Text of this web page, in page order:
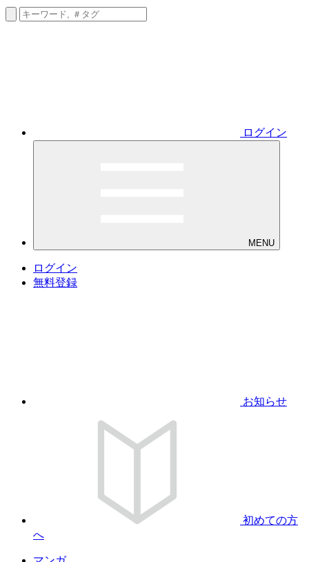
ログイン
MENU
ログイン
無料登録
お知らせ
初めての方
へ